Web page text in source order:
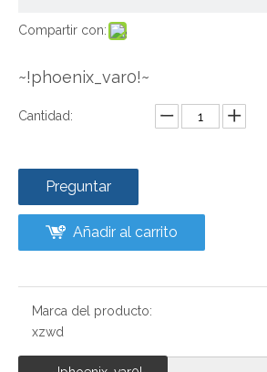
Compartir con:
~!phoenix_var0!~
Cantidad:
Preguntar
Añadir al carrito
Marca del producto:
xzwd